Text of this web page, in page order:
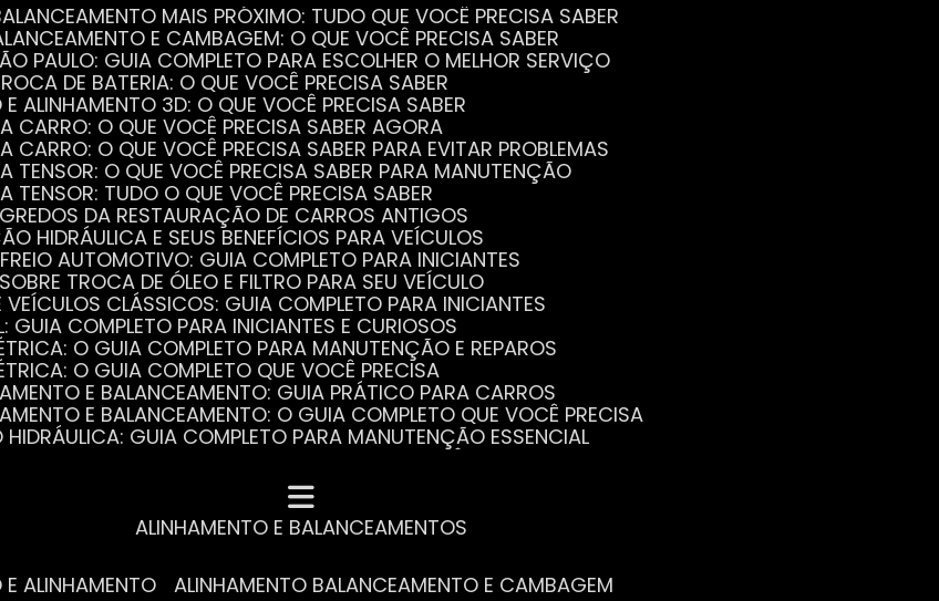
MAIS PRÓXIMO: TUDO QUE VOCÊ PRECISA SABER
E CAMBAGEM: O QUE VOCÊ PRECISA SABER
PAULO: GUIA COMPLETO PARA ESCOLHER O MELHOR SERVIÇO
DE BATERIA: O QUE VOCÊ PRECISA SABER
E ALINHAMENTO 3D: O QUE VOCÊ PRECISA SABER
CARRO: O QUE VOCÊ PRECISA SABER AGORA
CARRO: O QUE VOCÊ PRECISA SABER PARA EVITAR PROBLEMAS
TENSOR: O QUE VOCÊ PRECISA SABER PARA MANUTENÇÃO
TENSOR: TUDO O QUE VOCÊ PRECISA SABER
DA RESTAURAÇÃO DE CARROS ANTIGOS
HIDRÁULICA E SEUS BENEFÍCIOS PARA VEÍCULOS
FREIO AUTOMOTIVO: GUIA COMPLETO PARA INICIANTES
TROCA DE ÓLEO E FILTRO PARA SEU VEÍCULO
VEÍCULOS CLÁSSICOS: GUIA COMPLETO PARA INICIANTES
GUIA COMPLETO PARA INICIANTES E CURIOSOS
O GUIA COMPLETO PARA MANUTENÇÃO E REPAROS
O GUIA COMPLETO QUE VOCÊ PRECISA
E BALANCEAMENTO: GUIA PRÁTICO PARA CARROS
E BALANCEAMENTO: O GUIA COMPLETO QUE VOCÊ PRECISA
HIDRÁULICA: GUIA COMPLETO PARA MANUTENÇÃO ESSENCIAL
COMPLETA PARA BLINDADOS: TUDO QUE VOCÊ PRECISA SABER
AUTOMOTIVA É ESSENCIAL PARA O DESEMPENHO DO SEU CARRO
E BALANCEAMENTO: O QUE VOCÊ PRECISA SABER
DA TROCA DE ÓLEO PARA A SAÚDE DO SEU CARRO
ALINHAMENTO E BALANCEAMENTOS
E ALINHAMENTO ALINHAMENTO BALANCEAMENTO E CAMBAGEM